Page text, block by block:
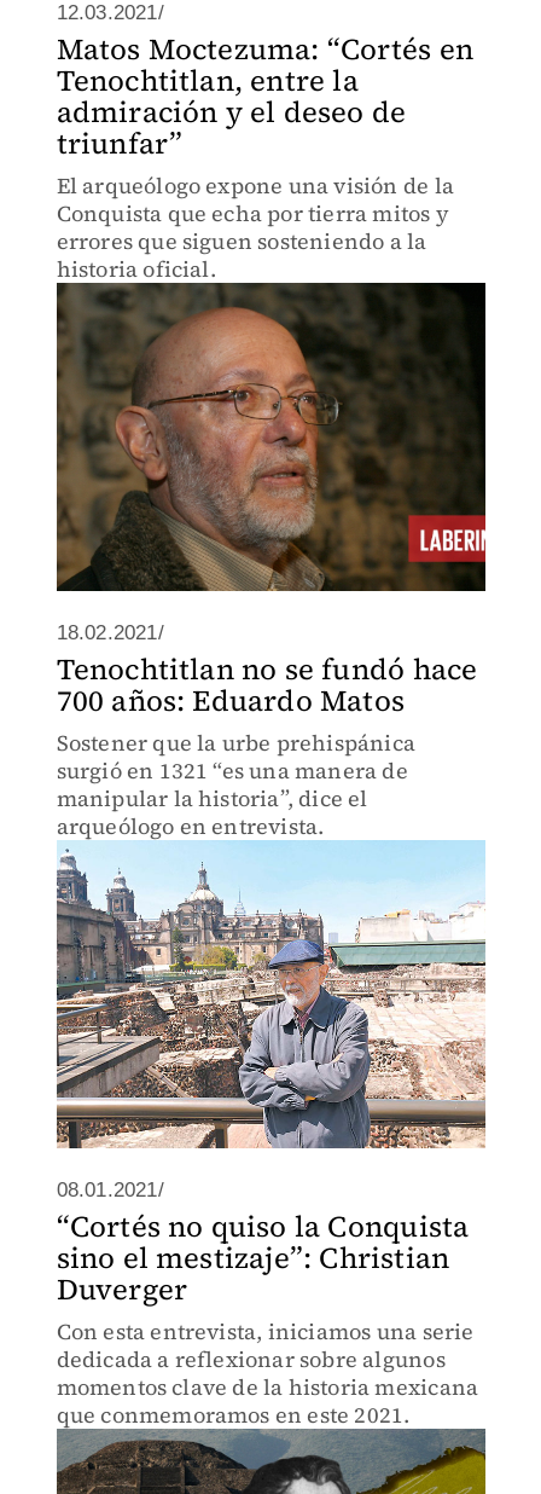
12.03.2021/
Matos Moctezuma: “Cortés en
Tenochtitlan, entre la
admiración y el deseo de
triunfar”
El arqueólogo expone una visión de la
Conquista que echa por tierra mitos y
errores que siguen sosteniendo a la
historia oficial.
18.02.2021/
Tenochtitlan no se fundó hace
700 años: Eduardo Matos
Sostener que la urbe prehispánica
surgió en 1321 “es una manera de
manipular la historia”, dice el
arqueólogo en entrevista.
08.01.2021/
“Cortés no quiso la Conquista
sino el mestizaje”: Christian
Duverger
Con esta entrevista, iniciamos una serie
dedicada a reflexionar sobre algunos
momentos clave de la historia mexicana
que conmemoramos en este 2021.